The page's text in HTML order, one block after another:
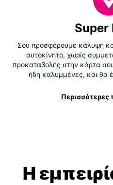
Super
Σου προσφέρουμε κάλυψη
αυτοκίνητο, χωρίς
προκαταβολής στην κάρτα
ήδη καλυμμένες, και θα
Περισσότερες
Η